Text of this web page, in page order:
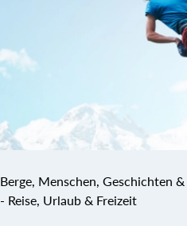
Berge, Menschen, Geschichten
- Reise, Urlaub & Freizeit